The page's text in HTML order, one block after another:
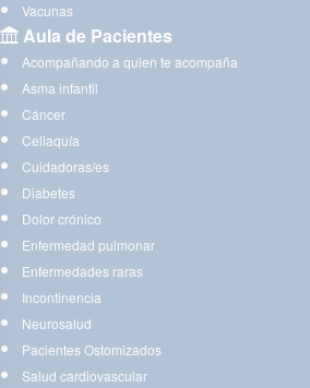
Vacunas
Aula de Pacientes
Acompañando a quien te acompaña
Asma infantil
Cáncer
Celiaquía
Cuidadoras/es
Diabetes
Dolor crónico
Enfermedad pulmonar
Enfermedades raras
Incontinencia
Neurosalud
Pacientes Ostomizados
Salud cardiovascular